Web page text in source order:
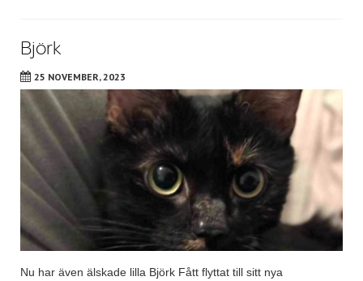
Björk
25 NOVEMBER, 2023
Nu har även älskade lilla Björk Fått flyttat till sitt nya